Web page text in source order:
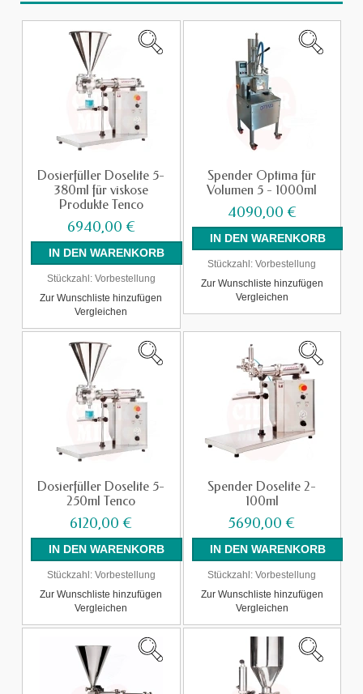
Dosierfüller Doselite 5-
380ml für viskose
Produkte Tenco
6940,00 €
Stückzahl: Vorbestellung
Zur Wunschliste hinzufügen
Vergleichen
Spender Optima für
Volumen 5 - 1000ml
4090,00 €
Stückzahl: Vorbestellung
Zur Wunschliste hinzufügen
Vergleichen
Dosierfüller Doselite 5-
250ml Tenco
6120,00 €
Stückzahl: Vorbestellung
Zur Wunschliste hinzufügen
Vergleichen
Spender Doselite 2-
100ml
5690,00 €
Stückzahl: Vorbestellung
Zur Wunschliste hinzufügen
Vergleichen